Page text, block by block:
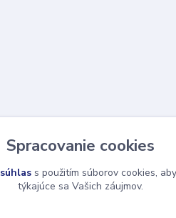
Spracovanie cookies
súhlas s použitím súborov cookies,
týkajúce sa Vašich záujmov.